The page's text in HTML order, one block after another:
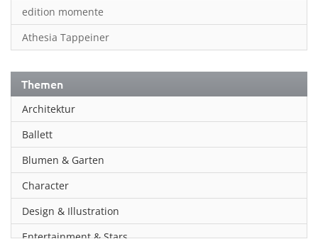
edition momente
Athesia Tappeiner
Themen
Architektur
Ballett
Blumen & Garten
Character
Design & Illustration
Entertainment & Stars